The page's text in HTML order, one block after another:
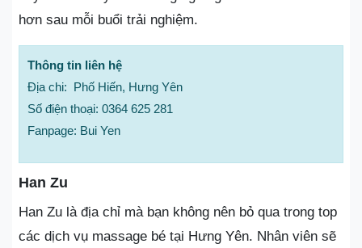
hơn sau mỗi buổi trải nghiệm.
Thông tin liên hệ
Địa chi: Phố Hiến, Hưng Yên
Số điện thoại: 0364 625 281
Fanpage: Bui Yen
Han Zu
Han Zu là địa chỉ mà bạn không nên bỏ qua trong top
các dịch vụ massage bé tại Hưng Yên. Nhân viên sẽ